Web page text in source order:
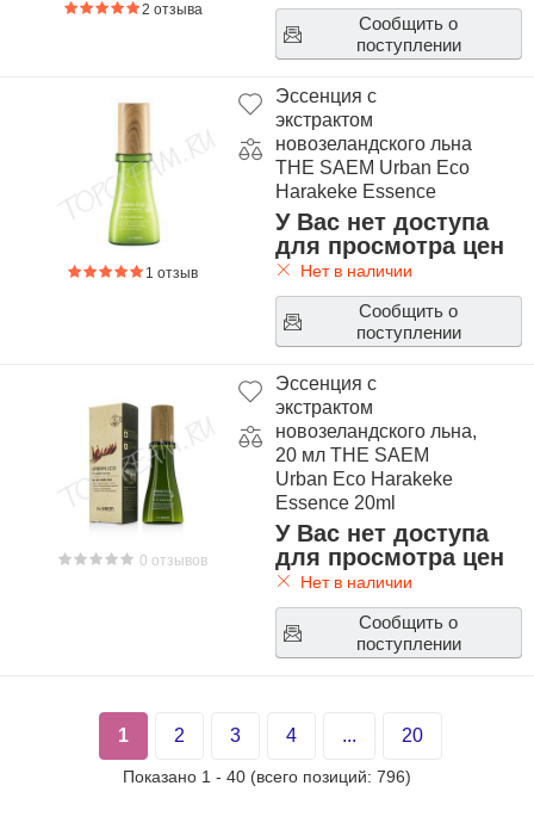
2 отзыва
Сообщить о
поступлении
1 отзыв
Эссенция с
экстрактом
новозеландского льна
THE SAEM Urban Eco
Harakeke Essence
У Вас нет доступа
для просмотра цен
Нет в наличии
Сообщить о
поступлении
0 отзывов
Эссенция с
экстрактом
новозеландского льна,
20 мл THE SAEM
Urban Eco Harakeke
Essence 20ml
У Вас нет доступа
для просмотра цен
Нет в наличии
Сообщить о
поступлении
1 2 3 4 ... 20
Показано 1 - 40 (всего позиций: 796)